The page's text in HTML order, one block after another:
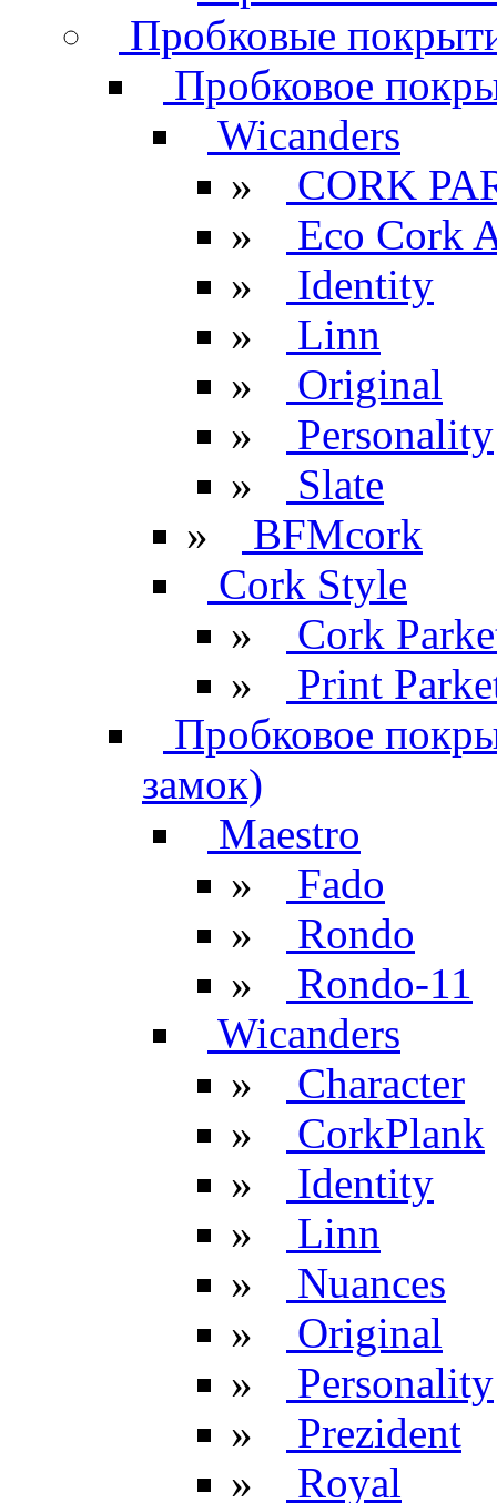
Пробковые
Пробковое
Wicanders
»
CORK
»
Eco Cork
»
Identity
»
Linn
»
Original
»
Personality
»
Slate
»
BFMcork
Cork Style
»
Cork
»
Print
Пробковое
замок)
Maestro
»
Fado
»
Rondo
»
Rondo-11
Wicanders
»
Character
»
CorkPlank
»
Identity
»
Linn
»
Nuances
»
Original
»
Personality
»
Prezident
»
Royal